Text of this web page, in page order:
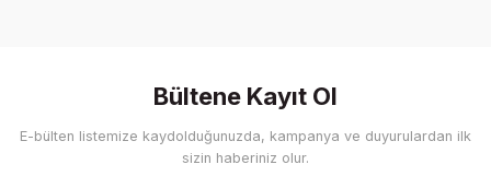
Görüş ve önerileriniz için teşekkür ederiz.
Ürün resmi kalitesiz, bozuk veya görüntülenemiyor.
Bültene Kayıt Ol
E-bülten listemize kaydolduğunuzda, kampanya ve duyurulardan ilk
sizin haberiniz olur.